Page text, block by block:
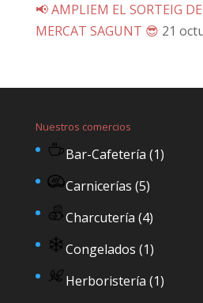
📢 AMPLIEM EL SORTEIG
MERCAT SAGUNT 😎 21
Nuestros comercios
Bar-Cafetería (1)
Carnicerías (5)
Charcutería (4)
Congelados (1)
Herboristería (1)